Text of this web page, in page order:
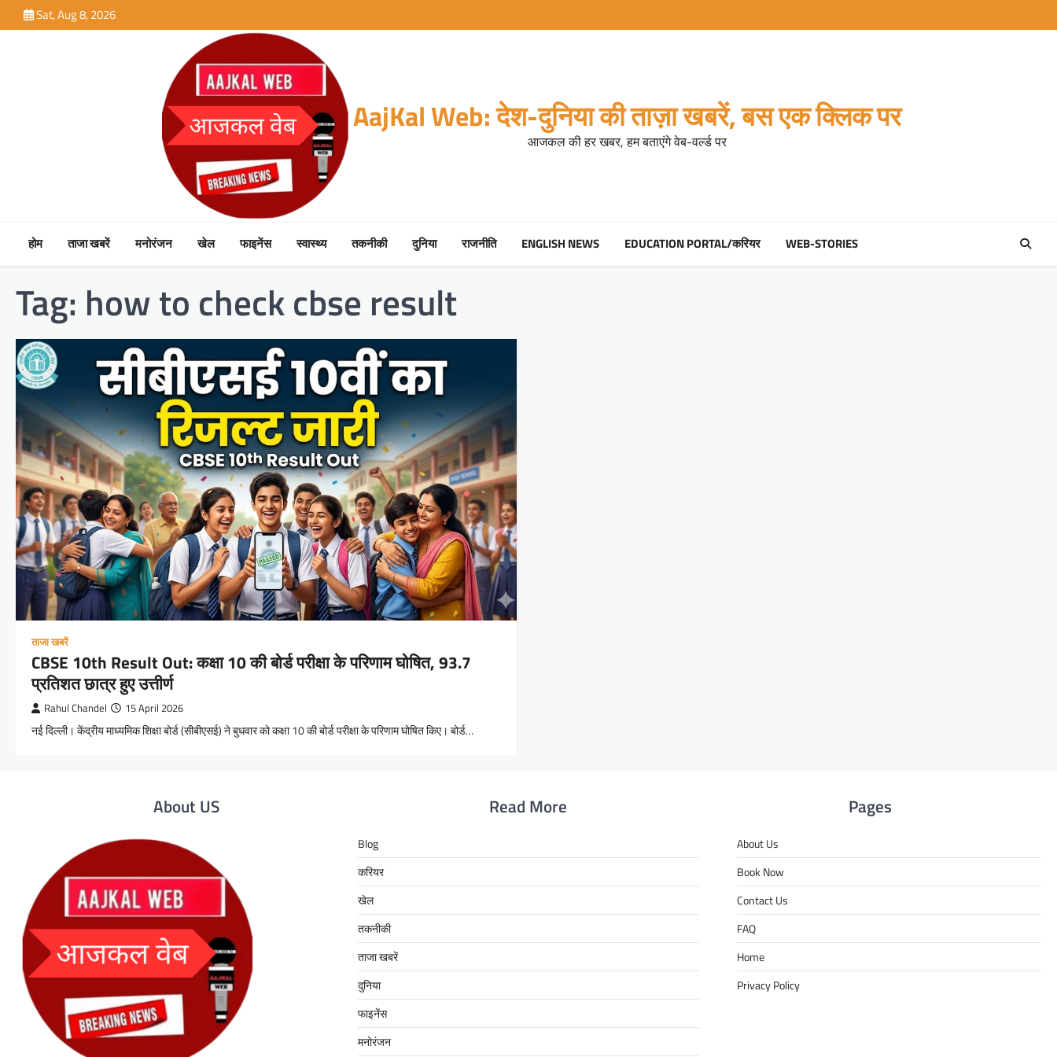
to
Sat, Aug 8, 2026
AajKal Web: देश-दुनिया की ताज़ा खबरें, बस एक क्लिक पर
आजकल की हर खबर, हम बताएंगे वेब-वर्ल्ड पर
होम ताजा खबरें मनोरंजन खेल फाइनेंस स्वास्थ्य तकनीकी दुनिया राजनीति ENGLISH NEWS EDUCATION PORTAL/करियर WEB-STORIES
Tag: how to check cbse result
ताजा खबरें
CBSE 10th Result Out: कक्षा 10 की बोर्ड परीक्षा के परिणाम घोषित, 93.7
प्रतिशत छात्र हुए उत्तीर्ण
Rahul Chandel 15 April 2026
नई दिल्ली। केंद्रीय माध्यमिक शिक्षा बोर्ड (सीबीएसई) ने बुधवार को कक्षा 10 की बोर्ड परीक्षा के परिणाम घोषित किए। बोर्ड…
About US Read More
Blog
करियर
खेल
तकनीकी
ताजा खबरें
दुनिया
फाइनेंस
मनोरंजन
Pages
About Us
Book Now
Contact Us
FAQ
Home
Privacy Policy